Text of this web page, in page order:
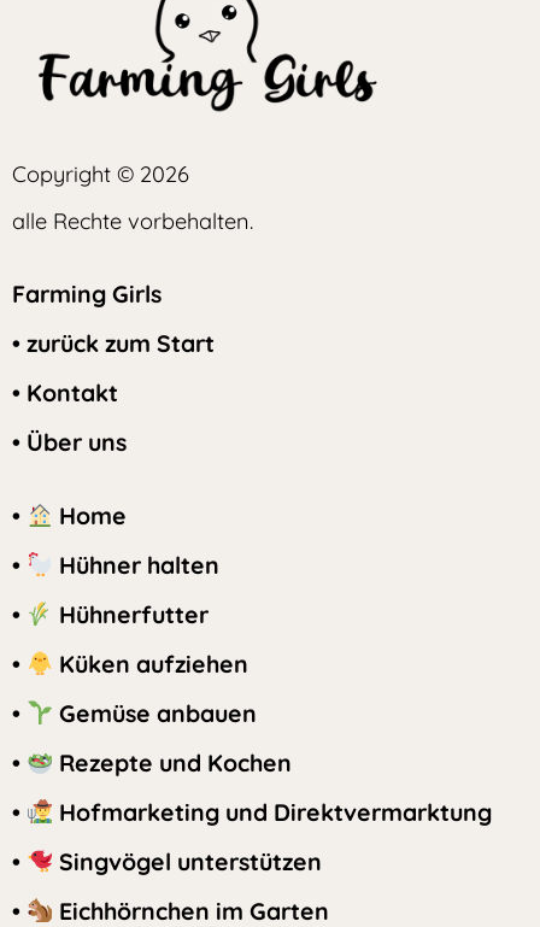
Copyright © 2026
alle Rechte vorbehalten.
Farming Girls
• zurück zum Start
• Kontakt
• Über uns
•
Home
•
Hühner halten
•
Hühnerfutter
•
Küken aufziehen
•
Gemüse anbauen
•
Rezepte und Kochen
•
Hofmarketing und Direktvermarktung
•
Singvögel unterstützen
•
Eichhörnchen im Garten